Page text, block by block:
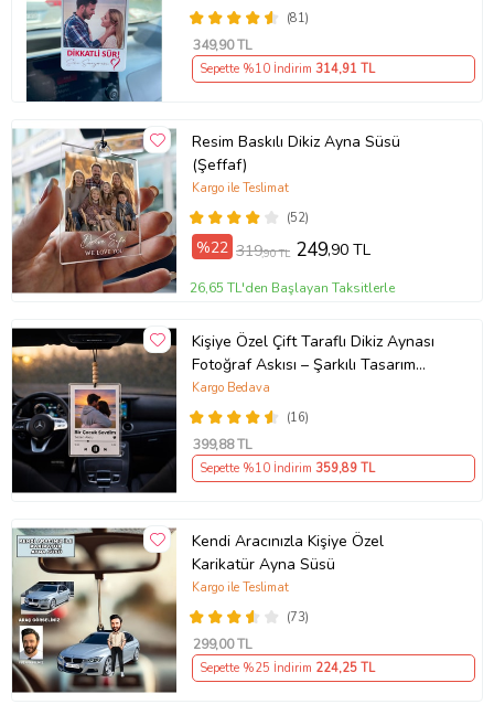
(81)
349,90 TL
Sepette %10 İndirim 314,91 TL
Resim Baskılı Dikiz Ayna Süsü
(Şeffaf)
(52)
Kargo ile Teslimat
%22 319,90 TL 249,90 TL
26,65 TL'den Başlayan Taksitlerle
Kişiye Özel Çift Taraflı Dikiz Aynası
Fotoğraf Askısı – Şarkılı Tasarım
Araç Süsü
(16)
Kargo Bedava
399,88 TL
Sepette %10 İndirim 359,89 TL
Kendi Aracınızla Kişiye Özel
Karikatür Ayna Süsü
(73)
Kargo ile Teslimat
299,00 TL
Sepette %25 İndirim 224,25 TL